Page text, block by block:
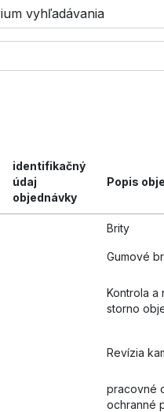
identifikačný
údaj
objednávky
Popis
Brity
Gumové
Kontrola a
storno
Revízia
pracovné
ochranné